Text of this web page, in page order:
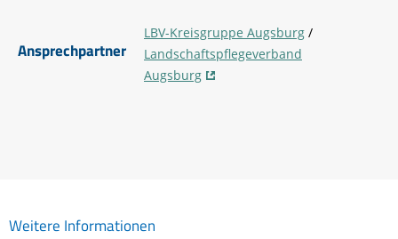
Ansprechpartner
LBV-Kreisgruppe Augsburg /
Landschaftspflegeverband
Augsburg
Weitere Informationen